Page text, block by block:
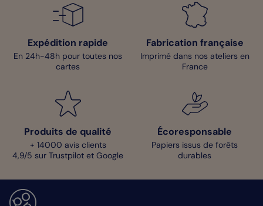
Expédition rapide
En 24h-48h pour toutes nos
cartes
Fabrication française
Imprimé dans nos ateliers en
France
Produits de qualité
+ 14000 avis clients
4,9/5 sur Trustpilot et Google
Écoresponsable
Papiers issus de forêts
durables